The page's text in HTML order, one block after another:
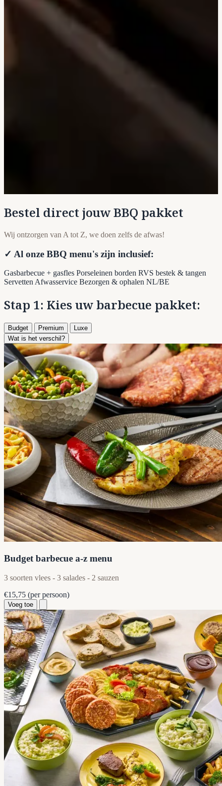
Bestel direct jouw BBQ pakket
Wij ontzorgen van A tot Z, we doen zelfs de afwas!
✓ Al onze BBQ menu's zijn inclusief:
Gasbarbecue + gasfles Porseleinen borden RVS bestek & tangen
ServettenAfwasservice Bezorgen & ophalen NL/BE
Stap 1: Kies uw barbecue pakket:
Budget Premium
Luxe
Wat is het verschil?
Budget barbecue a-z menu
3 soorten vlees - 3 salades - 2 sauzen
€15,75 (per persoon)
Voeg toe